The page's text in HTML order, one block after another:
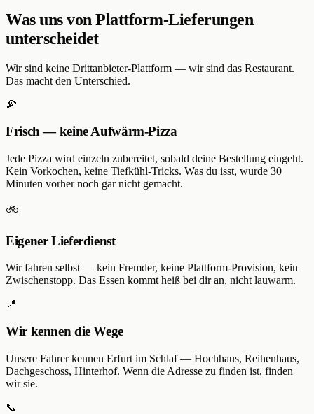
Was uns von Plattform-Lieferungen
unterscheidet
Wir sind keine Drittanbieter-Plattform — wir sind das Restaurant.
Das macht den Unterschied.
🍕
Frisch — keine Aufwärm-Pizza
Jede Pizza wird einzeln zubereitet, sobald deine Bestellung eingeht.
Kein Vorkochen, keine Tiefkühl-Tricks. Was du isst, wurde 30
Minuten vorher noch gar nicht gemacht.
🚲
Eigener Lieferdienst
Wir fahren selbst — kein Fremder, keine Plattform-Provision, kein
Zwischenstopp. Das Essen kommt heiß bei dir an, nicht lauwarm.
📍
Wir kennen die Wege
Unsere Fahrer kennen Erfurt im Schlaf — Hochhaus, Reihenhaus,
Dachgeschoss, Hinterhof. Wenn die Adresse zu finden ist, finden
wir sie.
📞